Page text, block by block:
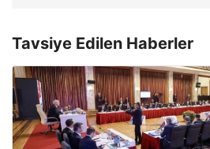
Tavsiye Edilen Haberler